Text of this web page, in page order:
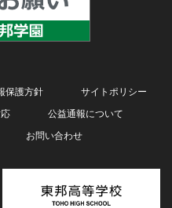
保護方針
サイトポリシー
公益通報について
お問い合わせ